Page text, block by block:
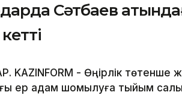
Сәтбаев
KAZINFORM - Өңірлік төтенше
ер адам шомылуға тыйым